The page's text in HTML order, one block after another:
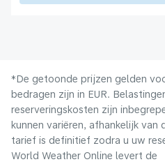
*De getoonde prijzen gelden
bedragen zijn in EUR.
reserveringskosten zijn
kunnen variëren, afhankelijk van
tarief is definitief zodra u uw
World Weather Online levert de